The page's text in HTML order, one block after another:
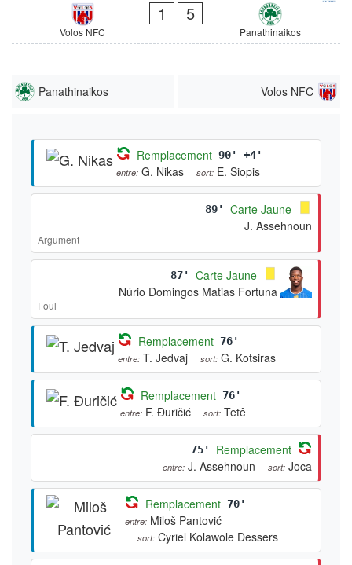
Volos NFC
1 5
Panathinaikos
Panathinaikos Volos NFC
Remplacement 90' +4'
entre: G. Nikas sort: E. Siopis
89'
Carte Jaune
J. Assehnoun
Argument
87'
Carte Jaune
Núrio Domingos Matias Fortuna
Foul
Remplacement 76'
entre: T. Jedvaj sort: G. Kotsiras
Remplacement 76'
entre: F. Đuričić sort: Tetê
75' Remplacement
entre: J. Assehnoun sort: Joca
Remplacement 70'
entre: Miloš Pantović
sort: Cyriel Kolawole Dessers